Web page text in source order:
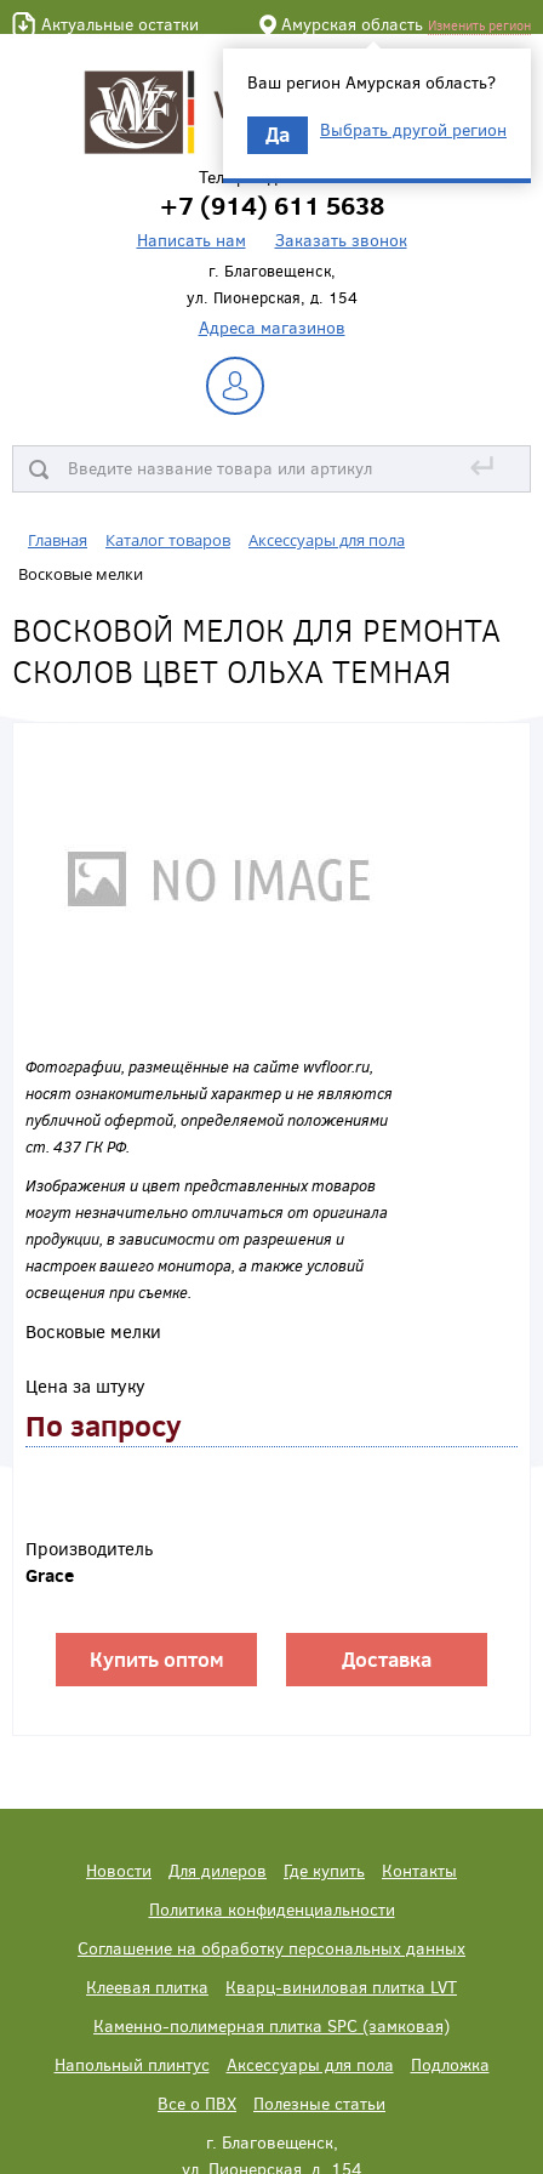
Актуальные остатки Амурская область Изменить регион
Ваш регион Амурская область?
Да Выбрать другой регион
Телефон для связи
+7 (914) 611 5638
Написать нам Заказать звонок
г. Благовещенск,
ул. Пионерская, д. 154
Адреса магазинов
↵
Главная Каталог товаров
Аксессуары для пола
Восковые мелки
ВОСКОВОЙ МЕЛОК ДЛЯ РЕМОНТА
СКОЛОВ ЦВЕТ ОЛЬХА ТЕМНАЯ
Фотографии, размещённые на сайте wvfloor.ru,
носят ознакомительный характер и не являются
публичной офертой, определяемой положениями
ст. 437 ГК РФ.
Изображения и цвет представленных товаров
могут незначительно отличаться от оригинала
продукции, в зависимости от разрешения и
настроек вашего монитора, а также условий
освещения при съемке.
Восковые мелки
Цена за штуку
По запросу
Производитель
Grace
Купить оптом Доставка
Новости Для дилеров Где купить
Контакты
Политика конфиденциальности
Соглашение на обработку персональных данных
Клеевая плитка
Кварц-виниловая плитка LVT
Каменно-полимерная плитка SPC (замковая)
Напольный плинтус
Аксессуары для пола
Подложка
Все о ПВХ
Полезные статьи
г. Благовещенск,
ул. Пионерская, д. 154